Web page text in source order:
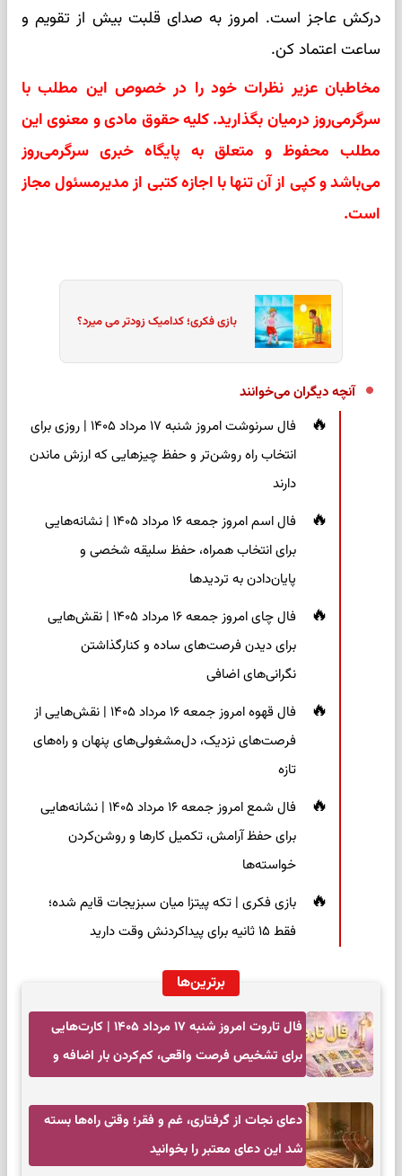
درکش عاجز است. امروز به صدای قلبت بیش از تقویم و
ساعت اعتماد کن.
مخاطبان عزیر نظرات خود را در خصوص این مطلب با
سرگرمی‌روز درمیان بگذارید. کلیه حقوق مادی و معنوی این
مطلب محفوظ و متعلق به پایگاه خبری سرگرمی‌روز
می‌باشد و کپی از آن تنها با اجازه کتبی از مدیرمسئول مجاز
است.
بازی فکری؛ کدامیک زودتر می میرد؟
آنچه دیگران می‌خوانند
فال سرنوشت امروز شنبه ۱۷ مرداد ۱۴۰۵ | روزی برای
انتخاب راه روشن‌تر و حفظ چیزهایی که ارزش ماندن
دارند
فال اسم امروز جمعه ۱۶ مرداد ۱۴۰۵ | نشانه‌هایی
برای انتخاب همراه، حفظ سلیقه شخصی و
پایان‌دادن به تردیدها
فال چای امروز جمعه ۱۶ مرداد ۱۴۰۵ | نقش‌هایی
برای دیدن فرصت‌های ساده و کنارگذاشتن
نگرانی‌های اضافی
فال قهوه امروز جمعه ۱۶ مرداد ۱۴۰۵ | نقش‌هایی از
فرصت‌های نزدیک، دل‌مشغولی‌های پنهان و راه‌های
تازه
فال شمع امروز جمعه ۱۶ مرداد ۱۴۰۵ | نشانه‌هایی
برای حفظ آرامش، تکمیل کارها و روشن‌کردن
خواسته‌ها
بازی فکری | تکه پیتزا میان سبزیجات قایم شده؛
فقط ۱۵ ثانیه برای پیداکردنش وقت دارید
برترین‌ها
فال تاروت امروز شنبه ۱۷ مرداد ۱۴۰۵ | کارت‌هایی
برای تشخیص فرصت واقعی، کم‌کردن بار اضافه و
دعای نجات از گرفتاری، غم و فقر؛ وقتی راه‌ها بسته
شد این دعای معتبر را بخوانید